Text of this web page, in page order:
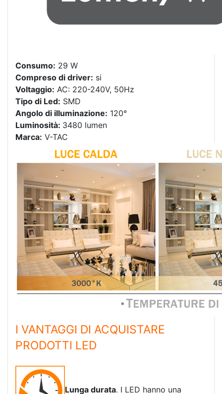
Consumo: 29 W
Compreso di driver: si
Voltaggio: AC: 220-240V, 50Hz
Tipo di Led: SMD
Angolo di illuminazione: 120°
Luminosità: 3480 lumen
Marca: V-TAC
I VANTAGGI DI ACQUISTARE
PRODOTTI LED
Lunga durata. I LED hanno una